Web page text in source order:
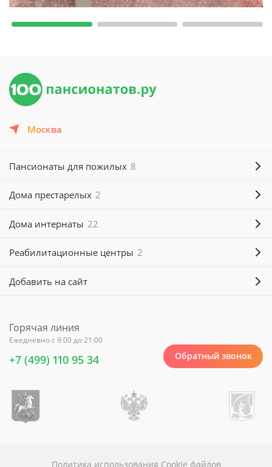
Москва
Добавить на сайт
Пансионаты для пожилых 8
Дома престарелых 2
Дома интернаты 22
Реабилитационные центры 2
Горячая линия
Ежедневно с 9:00 до 21:00
+7 (499) 110 95 34 Обратный звонок
Политика использования Cookie файлов